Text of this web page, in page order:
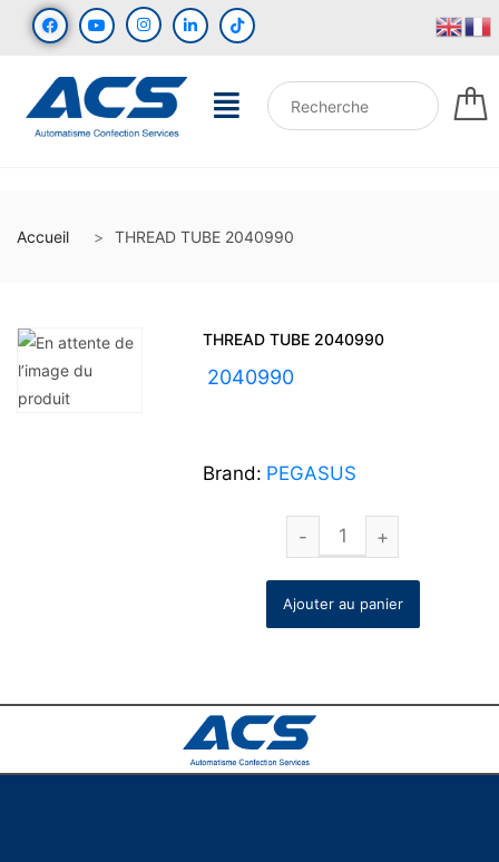
Accueil THREAD TUBE 2040990
THREAD TUBE 2040990
2040990
Brand: PEGASUS
Ajouter au panier